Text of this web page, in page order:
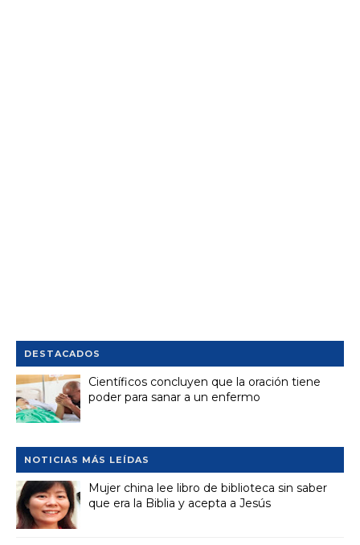
DESTACADOS
Científicos concluyen que la oración tiene
poder para sanar a un enfermo
NOTICIAS MÁS LEÍDAS
Mujer china lee libro de biblioteca sin saber
que era la Biblia y acepta a Jesús